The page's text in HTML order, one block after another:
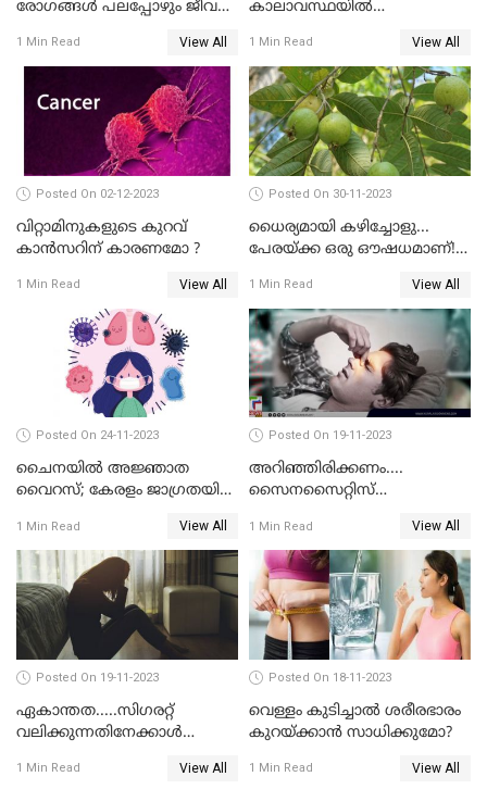
രോഗങ്ങള്‍ പലപ്പോഴും ജീവന്
1 Min Read View All
കാലാവസ്ഥയിൽ
പരിപാലിക്കാം
1 Min Read View All
Posted On 02-12-2023
വിറ്റാമിനുകളുടെ കുറവ്
കാൻസറിന് കാരണമോ ?
1 Min Read View All
Posted On 30-11-2023
ധൈര്യമായി കഴിച്ചോളു...
പേരയ്ക്ക ഒരു ഔഷധമാണ്! |
FRUIT
1 Min Read View All
Posted On 24-11-2023
ചൈനയില്‍ അജ്ഞാത
വൈറസ്; കേരളം ജാഗ്രതയിൽ
ജോര്‍ജ്
1 Min Read View All
Posted On 19-11-2023
അറിഞ്ഞിരിക്കണം....
സൈനസൈറ്റിസ്
എന്തൊക്കെ?
1 Min Read View All
Posted On 19-11-2023
ഏകാന്തത.....സിഗരറ്റ്
വലിക്കുന്നതിനേക്കാള്‍
പഠനങ്ങള്‍
1 Min Read View All
Posted On 18-11-2023
വെള്ളം കുടിച്ചാല്‍ ശരീരഭാരം
കുറയ്ക്കാന്‍ സാധിക്കുമോ?
1 Min Read View All